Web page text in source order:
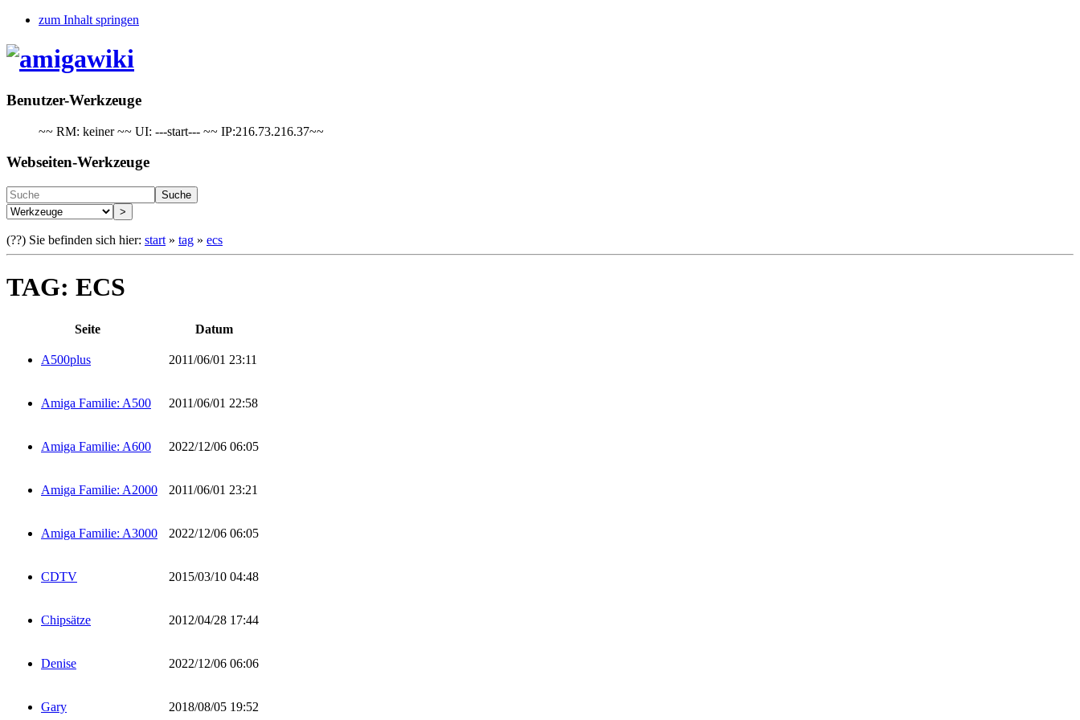
zum Inhalt springen
Benutzer-Werkzeuge
~~ RM: keiner ~~ UI: ---start--- ~~ IP:216.73.216.37~~
Webseiten-Werkzeuge
Suche
>
(??) Sie befinden sich hier: start » tag » ecs
TAG: ECS
Seite Datum
A500plus 2011/06/01 23:11
Amiga Familie: A500 2011/06/01 22:58
Amiga Familie: A600 2022/12/06 06:05
Amiga Familie: A2000 2011/06/01 23:21
Amiga Familie: A3000 2022/12/06 06:05
CDTV 2015/03/10 04:48
Chipsätze 2012/04/28 17:44
Denise 2022/12/06 06:06
Gary 2018/08/05 19:52